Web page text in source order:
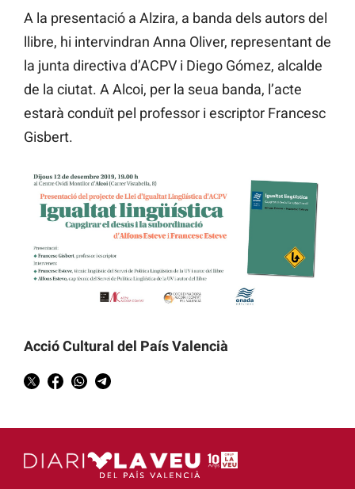
A la presentació a Alzira, a banda dels autors del
llibre, hi intervindran Anna Oliver, representant de
la junta directiva d’ACPV i Diego Gómez, alcalde
de la ciutat. A Alcoi, per la seua banda, l’acte
estarà conduït pel professor i escriptor Francesc
Gisbert.
Acció Cultural del País Valencià